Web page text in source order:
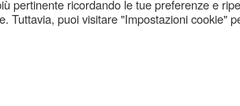
pertinente ricordando le tue preferenze e
Tuttavia, puoi visitare "Impostazioni cookie"